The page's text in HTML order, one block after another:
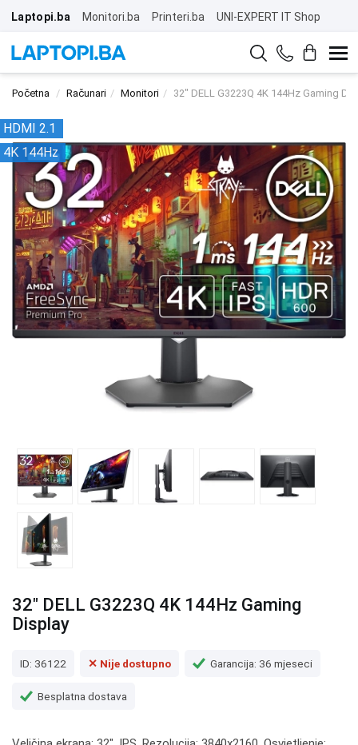
Laptopi.ba Monitori.ba Printeri.ba UNI-EXPERT IT Shop
Početna Računari Monitori 32" DELL G3223Q 4K 144Hz Gaming
HDMI 2.1
4K 144Hz
32" DELL G3223Q 4K 144Hz Gaming
Display
ID: 36122 ✕ Nije dostupno Garancija: 36 mjeseci
Besplatna dostava